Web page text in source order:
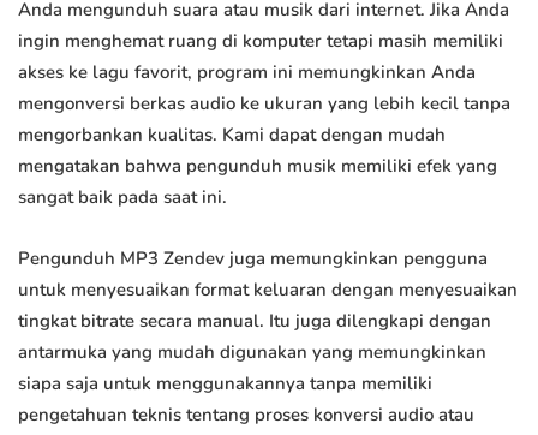
Anda mengunduh suara atau musik dari internet. Jika Anda
ingin menghemat ruang di komputer tetapi masih memiliki
akses ke lagu favorit, program ini memungkinkan Anda
mengonversi berkas audio ke ukuran yang lebih kecil tanpa
mengorbankan kualitas. Kami dapat dengan mudah
mengatakan bahwa pengunduh musik memiliki efek yang
sangat baik pada saat ini.
Pengunduh MP3 Zendev juga memungkinkan pengguna
untuk menyesuaikan format keluaran dengan menyesuaikan
tingkat bitrate secara manual. Itu juga dilengkapi dengan
antarmuka yang mudah digunakan yang memungkinkan
siapa saja untuk menggunakannya tanpa memiliki
pengetahuan teknis tentang proses konversi audio atau